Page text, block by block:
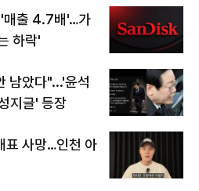
'매출 4.7배'…가
하락'
남았다"...'윤석
지글' 등장
표 사망…인천 아